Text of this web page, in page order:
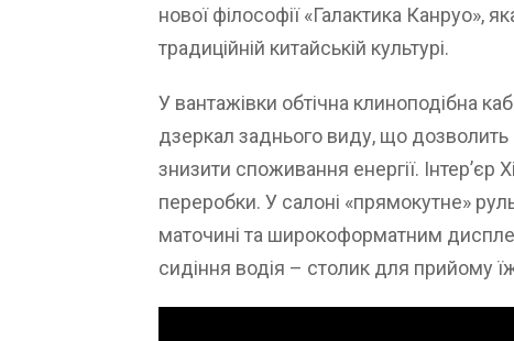
нової філософії «Галактика Канруо»,
традиційній китайській культурі.
У вантажівки обтічна клиноподібна
дзеркал заднього виду, що
знизити споживання енергії.
переробки. У салоні «прямокутне»
маточині та широкоформатним
сидіння водія – столик для прийому